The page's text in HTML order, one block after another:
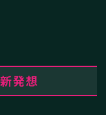
発想